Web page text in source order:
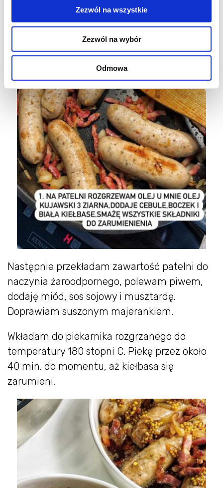
Zezwól na wszystkie
Zezwól na wybór
Odmowa
Następnie przekładam zawartość patelni do
naczynia żaroodpornego, polewam piwem,
dodaję miód, sos sojowy i musztardę.
Doprawiam suszonym majerankiem.
Wkładam do piekarnika rozgrzanego do
temperatury 180 stopni C. Piekę przez około
40 min. do momentu, aż kiełbasa się
zarumieni.